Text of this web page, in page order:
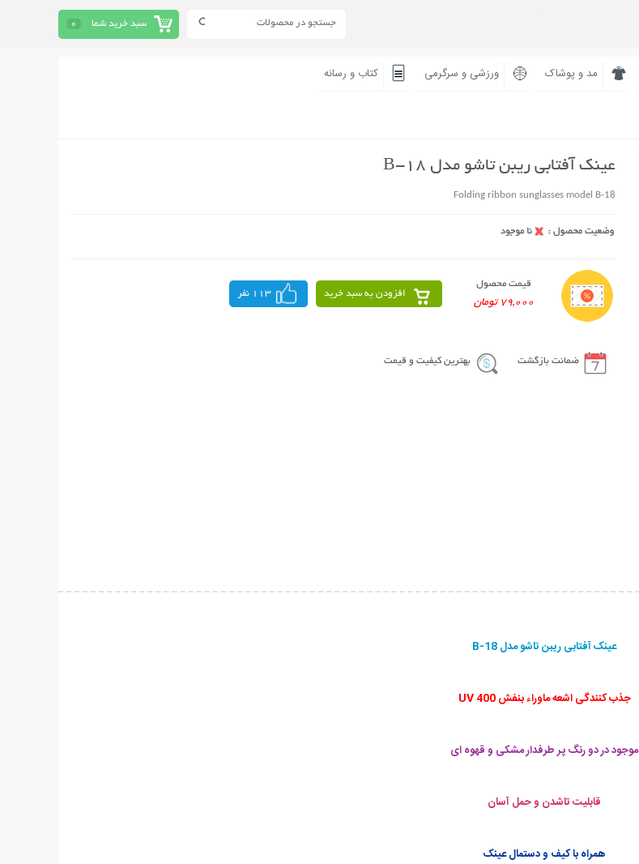
سبد خرید شما 0
مد و پوشاک ورزشی و سرگرمی کتاب و رسانه
عینک آفتابی ریبن تاشو مدل B-18
Folding ribbon sunglasses model B-18
قیمت محصول
79,000 تومان
افزودن به سبد خرید 113 نفر
ضمانت بازگشت بهترین کیفیت و قیمت
عینک آفتابی ریبن تاشو مدل B-18
جذب کنندگی اشعه ماوراء بنفش UV 400
موجود در دو رنگ پر طرفدار مشکی و قهوه ای
قابلیت تاشدن و حمل آسان
همراه با کیف و دستمال عینک